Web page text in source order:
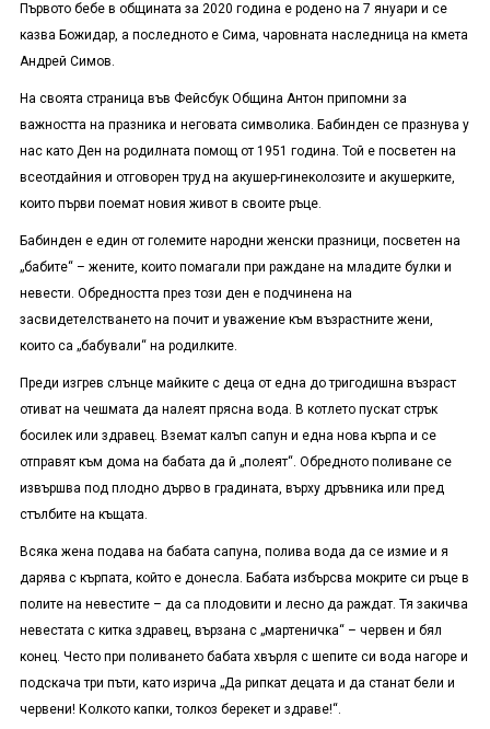
Първото бебе в общината за 2020 година е родено на 7 януари и се
казва Божидар, а последното е Сима, чаровната наследница на кмета
Андрей Симов.
На своята страница във Фейсбук Община Антон припомни за
важността на празника и неговата символика. Бабинден се празнува у
нас като Ден на родилната помощ от 1951 година. Той е посветен на
всеотдайния и отговорен труд на акушер-гинеколозите и акушерките,
които първи поемат новия живот в своите ръце.
Бабинден е един от големите народни женски празници, посветен на
„бабите“ – жените, които помагали при раждане на младите булки и
невести. Обредността през този ден е подчинена на
засвидетелстването на почит и уважение към възрастните жени,
които са „бабували“ на родилките.
Преди изгрев слънце майките с деца от една до тригодишна възраст
отиват на чешмата да налеят прясна вода. В котлето пускат стрък
босилек или здравец. Вземат калъп сапун и една нова кърпа и се
отправят към дома на бабата да й „полеят“. Обредното поливане се
извършва под плодно дърво в градината, върху дръвника или пред
стълбите на къщата.
Всяка жена подава на бабата сапуна, полива вода да се измие и я
дарява с кърпата, който е донесла. Бабата избърсва мокрите си ръце в
полите на невестите – да са плодовити и лесно да раждат. Тя закичва
невестата с китка здравец, вързана с „мартеничка“ – червен и бял
конец. Често при поливането бабата хвърля с шепите си вода нагоре и
подскача три пъти, като изрича „Да рипкат децата и да станат бели и
червени! Колкото капки, толкоз берекет и здраве!“.